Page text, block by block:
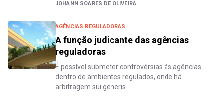
JOHANN SOARES DE OLIVEIRA
AGÊNCIAS REGULADORAS
A função judicante das agências
reguladoras
É possível submeter controvérsias às agências
dentro de ambientes regulados, onde há
arbitragem sui generis